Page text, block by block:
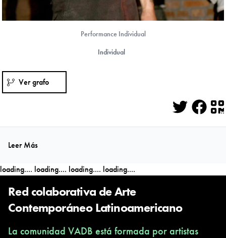
Performance Individual
Individual
Ver grafo
Twitter
Leer Más
loading.... loading.... loading.... loading....
Red colaborativa de Arte
Contemporáneo Latinoamericano
La comunidad VADB está formada por artistas